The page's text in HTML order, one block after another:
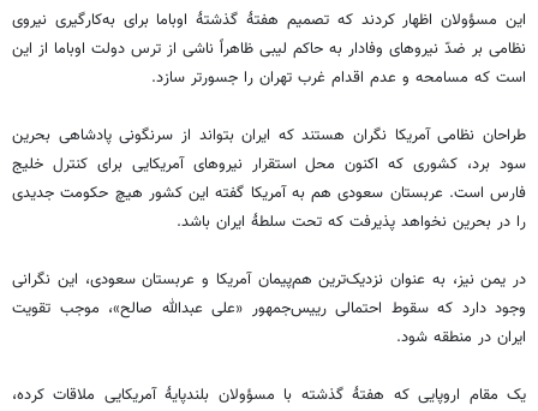
این مسؤولان اظهار کردند که تصمیم هفتۀ گذشتۀ اوباما برای به‌کارگیری نیروی
نظامی بر ضدّ نیروهای وفادار به حاکم لیبی ظاهراً ناشی از ترس دولت اوباما از این
است که مسامحه و عدم اقدام غرب تهران را جسورتر سازد.
طراحان نظامی آمریکا نگران هستند که ایران بتواند از سرنگونی پادشاهی بحرین
سود برد، کشوری که اکنون محل استقرار نیروهای آمریکایی برای کنترل خلیج
فارس است. عربستان سعودی هم به آمریکا گفته این کشور هیچ حکومت جدیدی
را در بحرین نخواهد پذیرفت که تحت سلطۀ ایران باشد.
در یمن نیز، به عنوان نزدیک‌ترین هم‌پیمان آمریکا و عربستان سعودی، این نگرانی
وجود دارد که سقوط احتمالی رییس‌جمهور «علی عبدالله صالح»، موجب تقویت
ایران در منطقه شود.
یک مقام اروپایی که هفتۀ گذشته با مسؤولان بلندپایۀ آمریکایی ملاقات کرده،